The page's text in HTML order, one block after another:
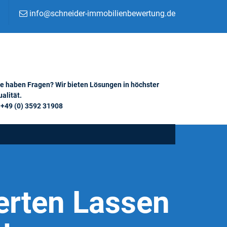
info@schneider-immobilienbewertung.de
haben Fragen? Wir bieten Lösungen in höchster
(0) 3592 31908
Lassen